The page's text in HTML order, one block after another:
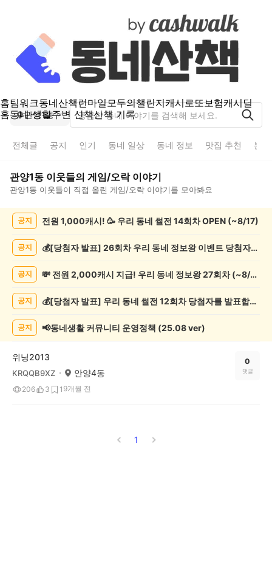
홈팀워크동네산책런마일모두의챌린지캐시로또보험캐시딜
홈동네 생활주변 산책산책 기록
관양1동
전체글 공지 인기 동네 일상 동네 정보 맛집 추천 분
관양1동 이웃들의 게임/오락이야기
관양1동 이웃들이 직접 올린 게임/오락 이야기를 모아봐요
임/
목
공지 전원 1,000캐시! 🥳 우리 동네 썰전 14회차 OPEN (~8/17)
공지 💰[당첨자 발표] 26회차 우리 동네 정보왕 이벤트 당첨자를 발표합니다!
공지 💸 전원 2,000캐시 지급! 우리 동네 정보왕 27회차 (~8/10)
공지 💰[당첨자 발표] 우리 동네 썰전 12회차 당첨자를 발표합니다!
공지 📢동네생활 커뮤니티 운영정책 (25.08 ver)
위닝2013
KRQQB9XZ 안양4동
206 3 1 9개월 전
0
댓글
1